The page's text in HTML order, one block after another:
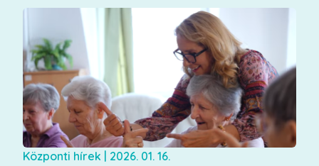
Központi hírek 2026. 01. 16.